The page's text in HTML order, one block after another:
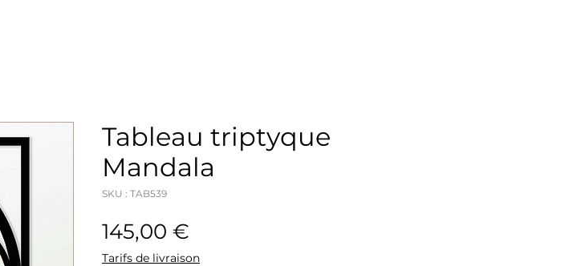
Tableau triptyque
Mandala
SKU : TAB539
145,00 €
Tarifs de livraison